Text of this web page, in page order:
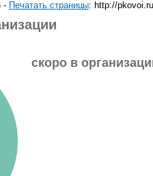
- Печатать страницы: http://
скоро в